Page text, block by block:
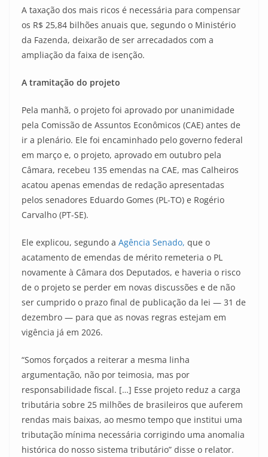
A taxação dos mais ricos é necessária para compensar
os R$ 25,84 bilhões anuais que, segundo o Ministério
da Fazenda, deixarão de ser arrecadados com a
ampliação da faixa de isenção.
A tramitação do projeto
Pela manhã, o projeto foi aprovado por unanimidade
pela Comissão de Assuntos Econômicos (CAE) antes de
ir a plenário. Ele foi encaminhado pelo governo federal
em março e, o projeto, aprovado em outubro pela
Câmara, recebeu 135 emendas na CAE, mas Calheiros
acatou apenas emendas de redação apresentadas
pelos senadores Eduardo Gomes (PL-TO) e Rogério
Carvalho (PT-SE).
Ele explicou, segundo a Agência Senado, que o
acatamento de emendas de mérito remeteria o PL
novamente à Câmara dos Deputados, e haveria o risco
de o projeto se perder em novas discussões e de não
ser cumprido o prazo final de publicação da lei — 31 de
dezembro — para que as novas regras estejam em
vigência já em 2026.
“Somos forçados a reiterar a mesma linha
argumentação, não por teimosia, mas por
responsabilidade fiscal. […] Esse projeto reduz a carga
tributária sobre 25 milhões de brasileiros que auferem
rendas mais baixas, ao mesmo tempo que institui uma
tributação mínima necessária corrigindo uma anomalia
histórica do nosso sistema tributário” disse o relator.